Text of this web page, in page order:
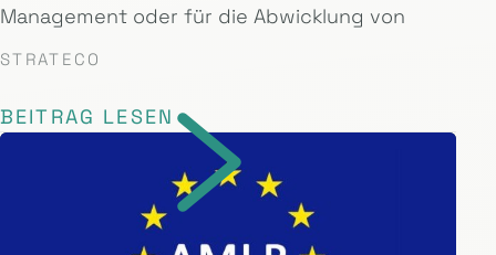
Management oder für die Abwicklung von
STRATECO
BEITRAG LESEN